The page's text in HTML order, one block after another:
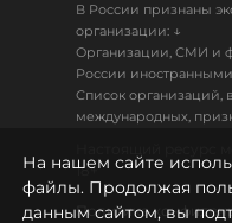
В России признаны
организации: ↓
Организации, СМИ и
России
Список организаций,
международных,
18+
Политика
На нашем сайте
файлы. Продолжая
данным сайтом, вы